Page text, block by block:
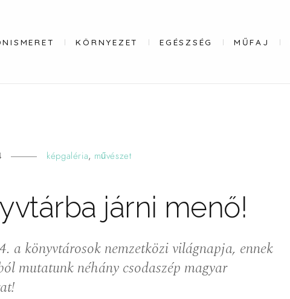
KÖRNYEZET EGÉSZSÉG MŰFAJ
képgaléria, művészet
járni menő!
a könyvtárosok nemzetközi világnapja, ennek
mutatunk néhány csodaszép magyar